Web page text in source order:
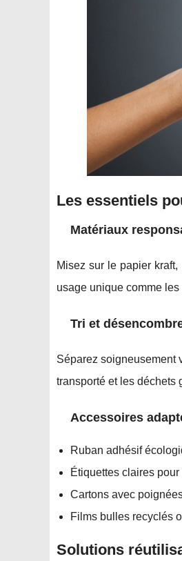
Les essentiels
Matériaux
Misez sur le papier
usage unique comme
Tri et
Séparez soigneusement
transporté et les déchets
Accessoires
Ruban adhésif
Étiquettes claires
Cartons avec
Films bulles recyclés
Solutions